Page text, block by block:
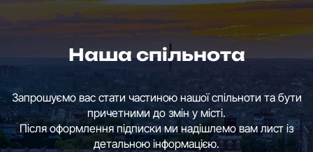
Наша спільнота
Запрошуємо вас стати частиною нашої спільноти та бути
причетними до змін у місті.
Після оформлення підписки ми надішлемо вам лист із
детальною інформацією.